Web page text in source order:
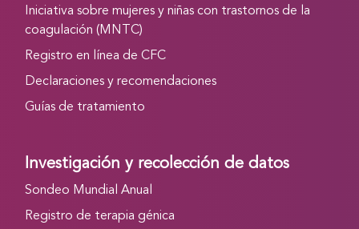
Iniciativa sobre mujeres y niñas con trastornos de la
coagulación (MNTC)
Registro en línea de CFC
Declaraciones y recomendaciones
Guías de tratamiento
Investigación y recolección de datos
Sondeo Mundial Anual
Registro de terapia génica